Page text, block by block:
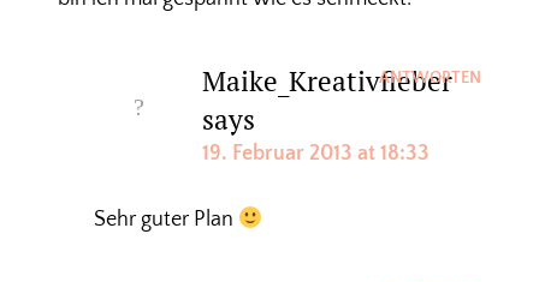
Maike_Kreativfieber
says
19. Februar 2013 at 18:33
Sehr guter Plan
ANTWORTEN